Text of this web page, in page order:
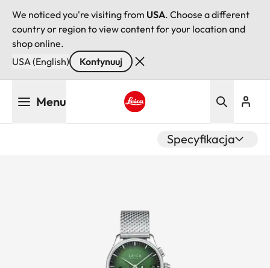
We noticed you're visiting from USA. Choose a different
country or region to view content for your location and
shop online.
USA (English)
Kontynuuj
Menu
Specyfikacja